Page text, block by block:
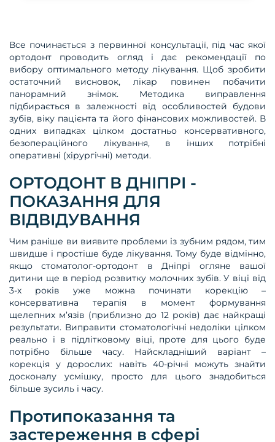
Все починається з первинної консультації, під час якої
ортодонт проводить огляд і дає рекомендації по
вибору оптимального методу лікування. Щоб зробити
остаточний висновок, лікар повинен побачити
панорамний знімок. Методика виправлення
підбирається в залежності від особливостей будови
зубів, віку пацієнта та його фінансових можливостей. В
одних випадках цілком достатньо консервативного,
безопераційного лікування, в інших потрібні
оперативні (хірургічні) методи.
ОРТОДОНТ В ДНІПРІ -
ПОКАЗАННЯ ДЛЯ
ВІДВІДУВАННЯ
Чим раніше ви виявите проблеми із зубним рядом, тим
швидше і простіше буде лікування. Тому буде відмінно,
якщо стоматолог-ортодонт в Дніпрі огляне вашої
дитини ще в період розвитку молочних зубів. У віці від
3-х років уже можна починати корекцію –
консервативна терапія в момент формування
щелепних м’язів (приблизно до 12 років) дає найкращі
результати. Виправити стоматологічні недоліки цілком
реально і в підлітковому віці, проте для цього буде
потрібно більше часу. Найскладніший варіант –
корекція у дорослих: навіть 40-річні можуть знайти
досконалу усмішку, просто для цього знадобиться
більше зусиль і часу.
Протипоказання та
застереження в сфері